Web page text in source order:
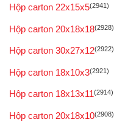
Hộp carton 22x15x5(2941)
Hộp carton 20x18x18(2928)
Hộp carton 30x27x12(2922)
Hộp carton 18x10x3(2921)
Hộp carton 18x13x11(2914)
Hộp carton 20x18x10(2908)